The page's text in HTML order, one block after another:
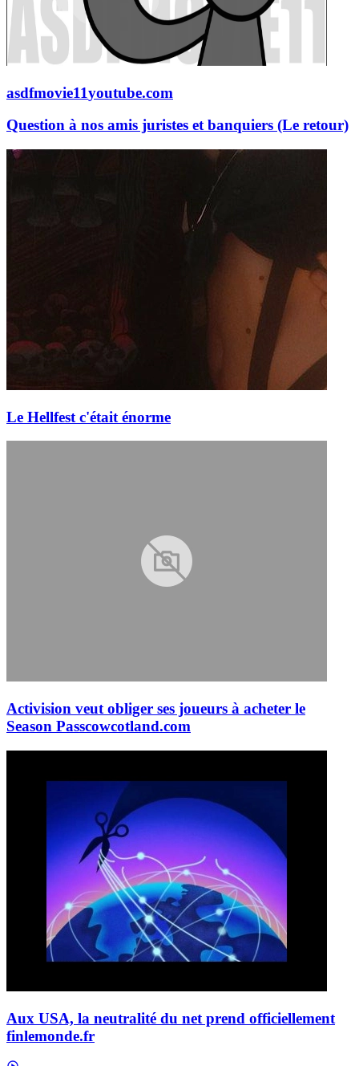
asdfmovie11youtube.com
Question à nos amis juristes et banquiers (Le retour)
Le Hellfest c'était énorme
Activision veut obliger ses joueurs à acheter le
Season Passcowcotland.com
Aux USA, la neutralité du net prend officiellement
finlemonde.fr